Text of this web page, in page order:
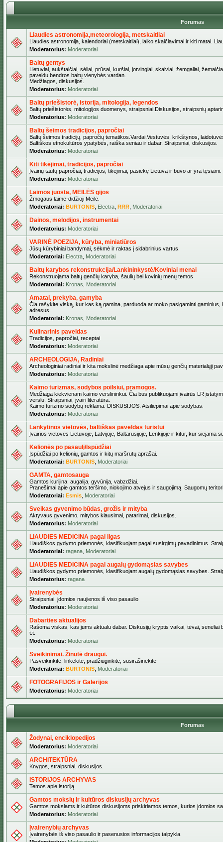
Forumas
Liaudies astronomija,meteorologija, metskaitliai
Liaudies astronomija, kalendoriai (metskaitliai), laiko skaičiavimai ir kiti matai.
Moderatorius: Moderatoriai
Baltų gentys
Lietuviai, aukštaičiai, sėliai, prūsai, kuršiai, jotvingiai, skalviai, žemgaliai,
paveldu bendros baltų vienybės vardan.
Medžiagos, diskusijos.
Moderatorius: Moderatoriai
Baltų priešistorė, istorija, mitologija, legendos
Baltų priešistorės, mitologijos duomenys, straipsniai.Diskusijos, straipsnių
Moderatorius: Moderatoriai
Baltų šeimos tradicijos, papročiai
Baltų šeimos tradicijų, papročių tematikos.Vardai.Vestuvės, krikštynos,
Baltiškos etnokultūros ypatybės, raiška seniau ir dabar. Straipsniai, diskusijos.
Moderatorius: Moderatoriai
Kiti tikėjimai, tradicijos, papročiai
Įvairių tautų papročiai, tradicijos, tikėjimai, pasiekę Lietuvą ir buvo ar yra tęsiami.
Moderatorius: Moderatoriai
Laimos juosta, MEILĖS gijos
Žmogaus laimė-didžioji Meilė.
Moderatoriai: BURTONIS Electra RRR Moderatoriai
Dainos, melodijos, instrumentai
Moderatorius: Moderatoriai
VARINĖ POEZIJA, kūryba, miniatiūros
Jūsų kūrybiniai bandymai, sėkmė ir raktas į sidabrinius vartus.
Moderatoriai: Electra Moderatoriai
Baltų karybos rekonstrukcija/Lankininkystė/Koviniai menai
Rekonstruojama baltų genčių karyba, šaulių bei kovinių menų temos
Moderatoriai: Kronas Moderatoriai
Amatai, prekyba, gamyba
Čia rašykite viską, kur kas ką gamina, parduoda ar moko pasigaminti
adresus.
Moderatoriai: Kronas Moderatoriai
Kulinarinis paveldas
Tradicijos, papročiai, receptai
Moderatorius: Moderatoriai
ARCHEOLOGIJA, Radiniai
Archeologiniai radiniai ir kita mokslinė medžiaga apie mūsų genčių materialųjį
Moderatorius: Moderatoriai
Kaimo turizmas, sodybos poilsiui, pramogos.
Medžiaga kiekvienam kaimo verslininkui. Čia bus publikuojami įvairūs LR
verslu. Straipsniai, įvairi literatūra.
Kaimo turizmo sodybų reklama. DISKUSIJOS. Atsiliepimai apie sodybas.
Moderatorius: Moderatoriai
Lankytinos vietovės, baltiškas paveldas turistui
Įvairios vietovės Lietuvoje, Latvijoje, Baltarusijoje, Lenkijoje ir kitur, kur siejama
Kelionės po pasaulį/Ispūdžiai
Įspūdžiai po kelionių, gamtos ir kitų maršrutų aprašai.
Moderatoriai: BURTONIS Moderatoriai
GAMTA, gamtosauga
Gamtos kurijina: augalija, gyvūnija, vabzdžiai.
Pranešimai apie gamtos teršimo, niokojimo atvejus ir saugojimą. Saugomų
Moderatoriai: Esmis Moderatoriai
Sveikas gyvenimo būdas, grožis ir mityba
Aktyvaus gyvenimo, mitybos klausimai, patarimai, diskusijos.
Moderatorius: Moderatoriai
LIAUDIES MEDICINA pagal ligas
Liaudiškos gydymo priemonės, klasifikuojant pagal susirgimų pavadinimus.
Moderatoriai: ragana Moderatoriai
LIAUDIES MEDICINA pagal augalų gydomąsias savybes
Liaudiškos gydymo priemonės, klasifikuojant augalų gydomąsias savybes.
Moderatorius: ragana
Įvairenybės
Straipsniai, įdomios naujienos iš viso pasaulio
Moderatorius: Moderatoriai
Dabarties aktualijos
Rašoma viskas, kas jums aktualu dabar. Diskusijų kryptis vaikai, tėvai, seneliai
t.t.
Moderatorius: Moderatoriai
Sveikinimai. Žinutė draugui.
Pasveikinkite, linkėkite, pradžiuginkite, susirašinėkite
Moderatoriai: BURTONIS Moderatoriai
FOTOGRAFIJOS ir Galerijos
Moderatorius: Moderatoriai
Forumas
Žodynai, enciklopedijos
Moderatorius: Moderatoriai
ARCHITEKTŪRA
Knygos, straipsniai, diskusijos.
ISTORIJOS ARCHYVAS
Temos apie istoriją
Gamtos mokslų ir kultūros diskusijų archyvas
Gamtos mokslams ir kultūros diskusijoms priskiriamos temos, kurios įdomios
Moderatorius: Moderatoriai
Įvairenybių archyvas
Įvairenybės iš viso pasaulio ir pasenusios informacijos talpykla.